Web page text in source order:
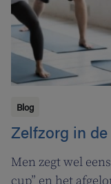
Blog
Zelfzorg in
Men zegt wel